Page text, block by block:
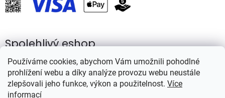
Používáme cookies, abychom Vám umožnili pohodlné
prohlížení webu a díky analýze provozu webu neustále
zlepšovali jeho funkce, výkon a použitelnost. Více
informací
Spolehlivý eshop